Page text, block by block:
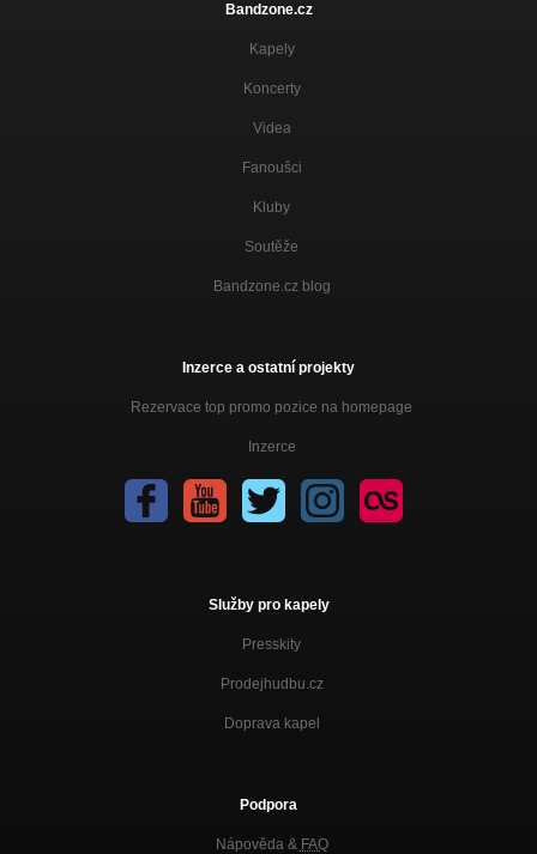
Bandzone.cz
Kapely
Koncerty
Videa
Fanoušci
Kluby
Soutěže
Bandzone.cz blog
Inzerce a ostatní projekty
Rezervace top promo pozice na homepage
Inzerce
Služby pro kapely
Presskity
Prodejhudbu.cz
Doprava kapel
Podpora
Nápověda & FAQ